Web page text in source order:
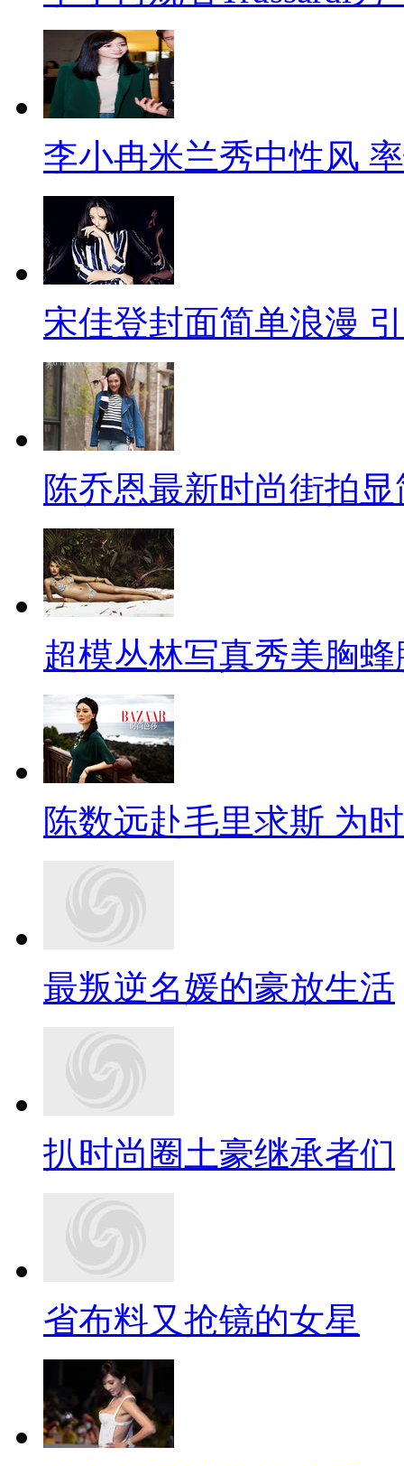
李小冉米兰秀中性风
宋佳登封面简单浪漫
陈乔恩最新时尚街拍
超模丛林写真秀美胸蜂
陈数远赴毛里求斯 为
最叛逆名媛的豪放生活
扒时尚圈土豪继承者们
省布料又抢镜的女星